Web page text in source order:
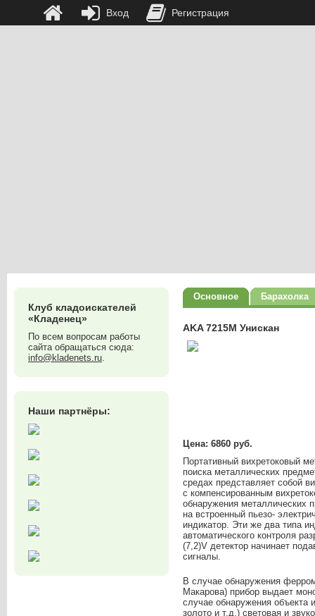
Клуб кладоискателей
«Кладенец»
По всем вопросам работы
сайта обращаться сюда:
info@kladenets.ru.
Наши партнёры:
Основное Барахолка
AKA 7215M Унискан
Цена: 6860 руб.
Портативный вихретоковый
поиска металлических
средах представляет собой
с компенсированным
обнаружения металлических
на встроенный пьезо-
индикатор. Эти же два типа
автоматического контроля
(7,2)V детектор начинает
сигналы.
В случае обнаружения
Макарова) прибор выдает
случае обнаружения объекта
золото и т.д.) световая и
Вход Регистрация